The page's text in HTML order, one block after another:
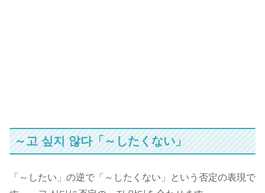
～고 싶지 않다「～したくない」
「～したい」の逆で「～したくない」という否定の表現で